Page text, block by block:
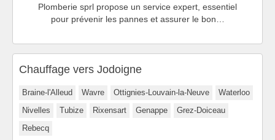
Plomberie sprl propose un service expert, essentiel
pour prévenir les pannes et assurer le bon…
Chauffage vers Jodoigne
Braine-l'Alleud Wavre Ottignies-Louvain-la-Neuve
Waterloo
Nivelles
Tubize Rixensart Genappe
Grez-Doiceau
Rebecq